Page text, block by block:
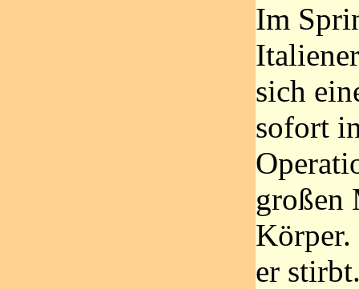
Im
sich
sofort
großen
Körper.
er